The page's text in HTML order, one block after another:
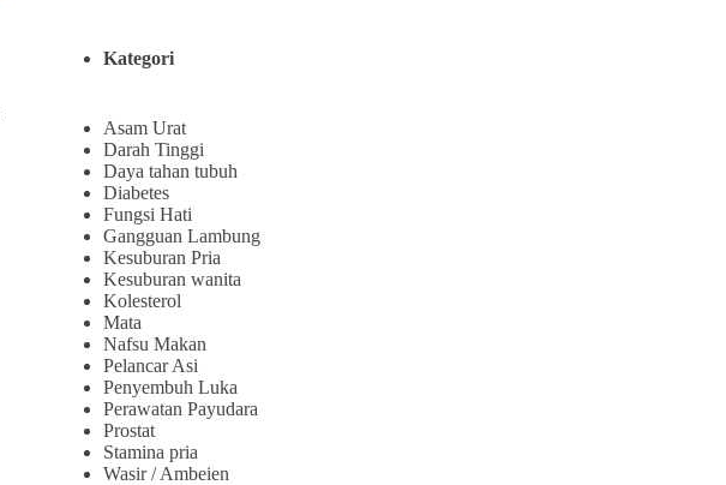
Kategori
Asam Urat
Darah Tinggi
Daya tahan tubuh
Diabetes
Fungsi Hati
Gangguan Lambung
Kesuburan Pria
Kesuburan wanita
Kolesterol
Mata
Nafsu Makan
Pelancar Asi
Penyembuh Luka
Perawatan Payudara
Prostat
Stamina pria
Wasir / Ambeien